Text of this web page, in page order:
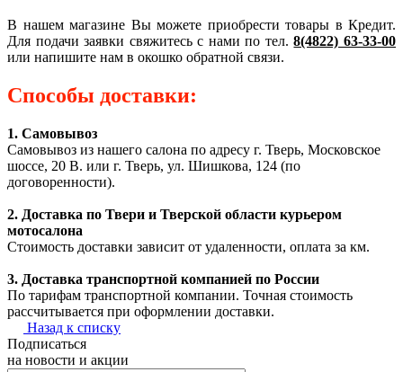
В нашем магазине Вы можете приобрести товары в Кредит.
Для подачи заявки свяжитесь с нами по тел.8(4822) 63-33-00
или напишите нам в окошко обратной связи.
Способы доставки:
1. Самовывоз
Самовывоз из нашего салона по адресу г. Тверь, Московское
шоссе, 20 В. или г. Тверь, ул. Шишкова, 124 (по
договоренности).
2. Доставка по Твери и Тверской области курьером
мотосалона
Стоимость доставки зависит от удаленности, оплата за км.
3. Доставка транспортной компанией по России
По тарифам транспортной компании. Точная стоимость
рассчитывается при оформлении доставки.
Назад к списку
Подписаться
на новости и акции